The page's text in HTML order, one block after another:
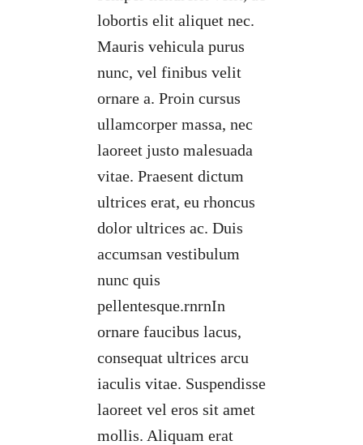
lobortis elit aliquet nec.
Mauris vehicula purus
nunc, vel finibus velit
ornare a. Proin cursus
ullamcorper massa, nec
laoreet justo malesuada
vitae. Praesent dictum
ultrices erat, eu rhoncus
dolor ultrices ac. Duis
accumsan vestibulum
nunc quis
pellentesque.rnrnIn
ornare faucibus lacus,
consequat ultrices arcu
iaculis vitae. Suspendisse
laoreet vel eros sit amet
mollis. Aliquam erat